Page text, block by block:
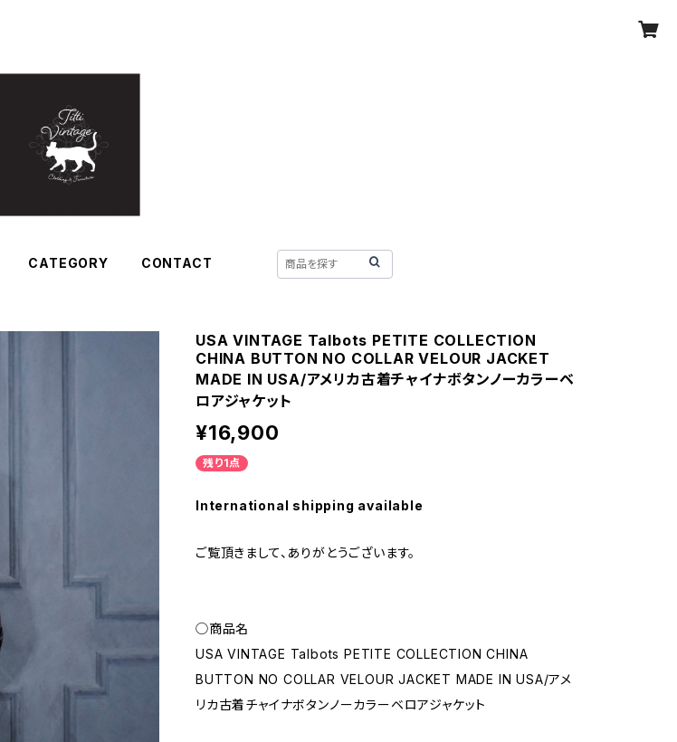
CATEGORY CONTACT
USA VINTAGE Talbots PETITE COLLECTION
CHINA BUTTON NO COLLAR VELOUR JACKET
MADE IN USA/アメリカ古着チャイナボタンノーカラーベ
ロアジャケット
¥16,900
残り1点
International shipping available
ご覧頂きまして、ありがとうございます。
◯商品名
USA VINTAGE Talbots PETITE COLLECTION CHINA
BUTTON NO COLLAR VELOUR JACKET MADE IN USA/アメ
リカ古着チャイナボタンノーカラーベロアジャケット